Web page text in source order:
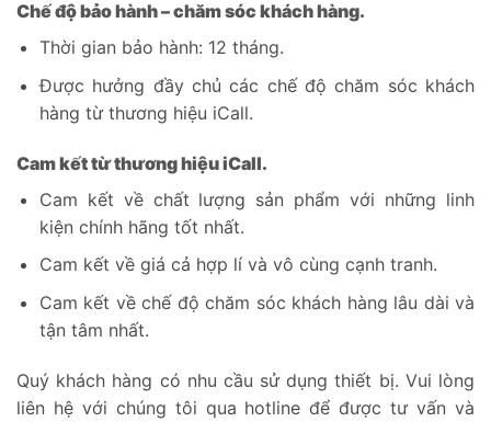
Chế độ bảo hành – chăm sóc khách hàng.
Thời gian bảo hành: 12 tháng.
Được hưởng đầy chủ các chế độ chăm sóc khách
hàng từ thương hiệu iCall.
Cam kết từ thương hiệu iCall.
Cam kết về chất lượng sản phẩm với những linh
kiện chính hãng tốt nhất.
Cam kết về giá cả hợp lí và vô cùng cạnh tranh.
Cam kết về chế độ chăm sóc khách hàng lâu dài và
tận tâm nhất.
Quý khách hàng có nhu cầu sử dụng thiết bị. Vui lòng
liên hệ với chúng tôi qua hotline để được tư vấn và